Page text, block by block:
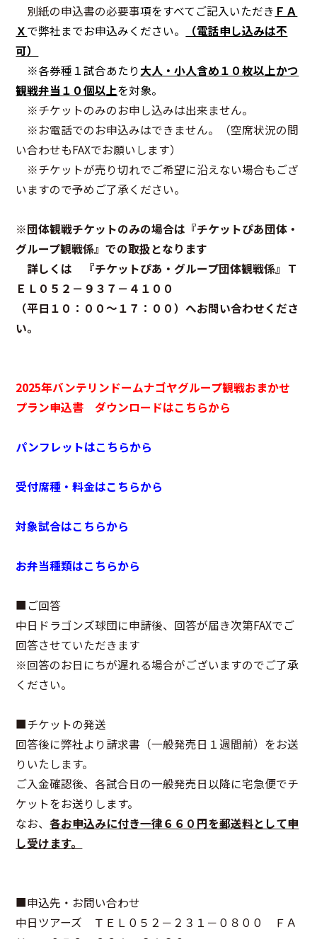
別紙の申込書の必要事項をすべてご記入いただき ＦＡ
Ｘで弊社までお申込みください。
（電話申し込みは不
可）
※各券種１試合あたり大人・小人含め１０枚以上かつ
観戦弁当１０個以上を対象。
※チケットのみのお申し込みは出来ません。
※お電話でのお申込みはできません。（空席状況の問
い合わせもFAXでお願いします）
※チケットが売り切れでご希望に沿えない場合もござ
いますので予めご了承ください。
※団体観戦チケットのみの場合は『チケットぴあ団体・
グループ観戦係』での取扱となります
詳しくは 『チケットぴあ・グループ団体観戦係』Ｔ
ＥＬ０５２－９３７－４１００
（平日１０：００～１７：００）へお問い合わせくださ
い。
2025年バンテリンドームナゴヤグループ観戦おまかせ
プラン申込書 ダウンロードはこちらから
パンフレットはこちらから
受付席種・料金はこちらから
対象試合はこちらから
お弁当種類はこちらから
■ご回答
中日ドラゴンズ球団に申請後、回答が届き次第FAXでご
回答させていただきます
※回答のお日にちが遅れる場合がございますのでご了承
ください。
■チケットの発送
回答後に弊社より請求書（一般発売日１週間前）をお送
りいたします。
ご入金確認後、各試合日の一般発売日以降に宅急便でチ
ケットをお送りします。
なお、各お申込みに付き一律６６０円を郵送料として申
し受けます。
■申込先・お問い合わせ
中日ツアーズ ＴＥＬ０５２－２３１－０８００ ＦＡ